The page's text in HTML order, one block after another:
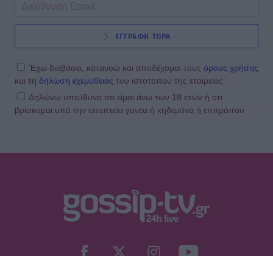
ΕΓΓΡΑΦΗ ΤΩΡΑ
Έχω διαβάσει, κατανοώ και αποδέχομαι τους όρους χρήσης
και τη δήλωση εχεμύθειας του ιστοτόπου της εταιρείας
Δηλώνω υπεύθυνα ότι είμαι άνω των 18 ετών ή ότι
βρίσκομαι υπό την εποπτεία γονέα ή κηδεμόνα ή επιτρόπου